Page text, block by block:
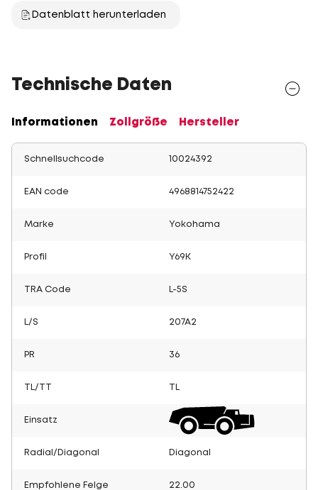
Datenblatt herunterladen
Technische Daten
Informationen Zollgröße Hersteller
Schnellsuchcode 10024392
EAN code 4968814752422
Marke Yokohama
Profil Y69K
TRA Code L-5S
L/S 207A2
PR 36
TL/TT
Einsatz
Radial/Diagonal Diagonal
Empfohlene Felge 22.00